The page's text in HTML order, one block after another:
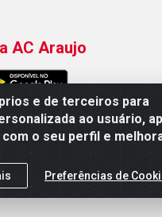
e de terceiros para
ao usuário,
o seu perfil e
Preferências de
AC Araujo
Distribuidora - Rua